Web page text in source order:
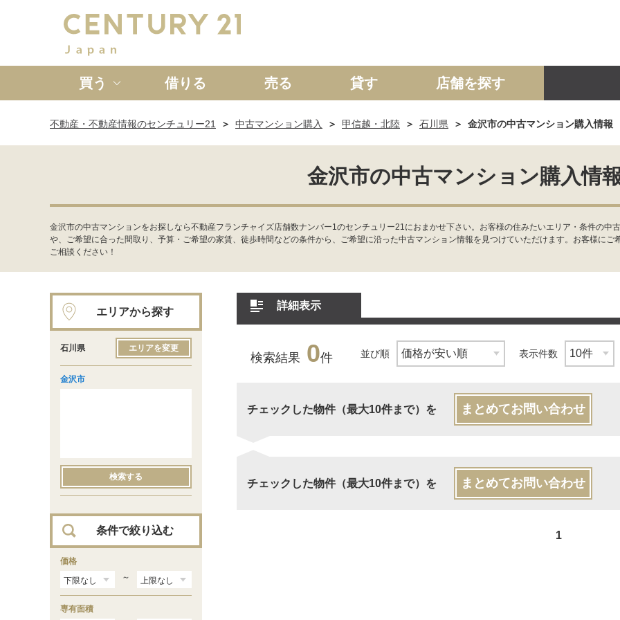
買う
新築一戸建て 中古一戸建て マンション 土地 事業投資用
借りる 売る 貸す 店舗を探す
不動産・不動産情報のセンチュリー21 中古マンション購入 甲信越・北陸 石川県 金沢市の中古マンション購入情報
金沢市の中古マンション購入情
金沢市の中古マンションをお探しなら不動産フランチャイズ店舗数ナンバー1のセンチュリー21におまかせ下さい。お客様の住みたいエリア・条件の中
や、ご希望に合った間取り、予算・ご希望の家賃、徒歩時間などの条件から、ご希望に沿った中古マンション情報を見つけていただけます。お客様に
ご相談ください！
詳細表示
検索結果 0件 並び順 表示件数
チェックした物件（最大10件まで）を まとめてお問い合わせ
チェックした物件（最大10件まで）を まとめてお問い合わせ
1
エリアから探す
石川県 エリアを変更
金沢市
検索する
条件で絞り込む
価格
～
専有面積